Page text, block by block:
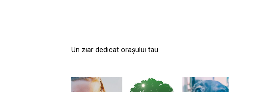
Un ziar dedicat orașului tau